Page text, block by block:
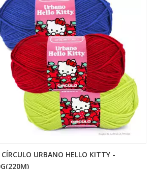
CÍRCULO URBANO HELLO KITTY -